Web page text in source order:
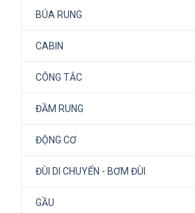
BÚA RUNG
CABIN
CÔNG TẮC
ĐẦM RUNG
ĐỘNG CƠ
ĐÙI DI CHUYỂN - BƠM ĐÙI
GẦU